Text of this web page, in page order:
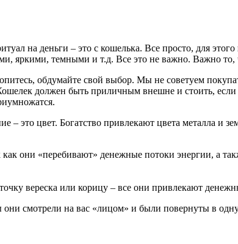
на деньги – это с кошелька. Все просто, для
яркими, темными и т.д. Все это не важно. Важно то,
обдумайте свой выбор. Мы не советуем
должен быть приличным внешне и стоить,
– это цвет. Богатство привлекают цвета металла и
как они «перебивают» денежные потоки энергии, а
вереска или корицу – все они привлекают
смотрели на вас «лицом» и были повернуты в